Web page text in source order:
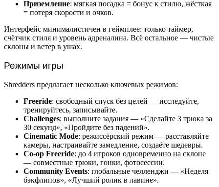
Приземление: мягкая посадка = бонус к стилю, жёсткая
= потеря скорости и очков.
Интерфейс минималистичен в геймплее: только таймер,
счётчик стиля и уровень адреналина. Всё остальное — чистые
склоны и ветер в ушах.
Режимы игры
Shredders предлагает несколько ключевых режимов:
Freeride: свободный спуск без целей — исследуйте,
тренируйтесь, записывайте.
Challenges: выполните задания — «Сделайте 3 трюка за
30 секунд», «Пройдите без падений».
Cinematic Mode: режиссёрский режим — расставляйте
камеры, настраивайте замедление, создаёте шедевры.
Co-op Freeride: до 4 игроков одновременно на склоне
— совместные трюки, гонки, фотосессии.
Community Events: глобальные челленджи — «Неделя
бэкфлипов», «Лучший ролик в лавине».